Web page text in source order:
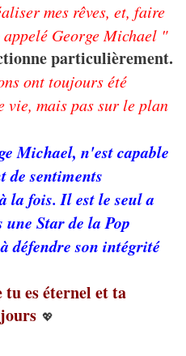
mes rêves, et, faire
George Michael "
particulièrement.
ont toujours été
vie, mais pas sur le plan
Michael, n'est capable
de sentiments
la fois. Il est le seul a
une Star de la Pop
défendre son intégrité
tu es éternel et ta
💖